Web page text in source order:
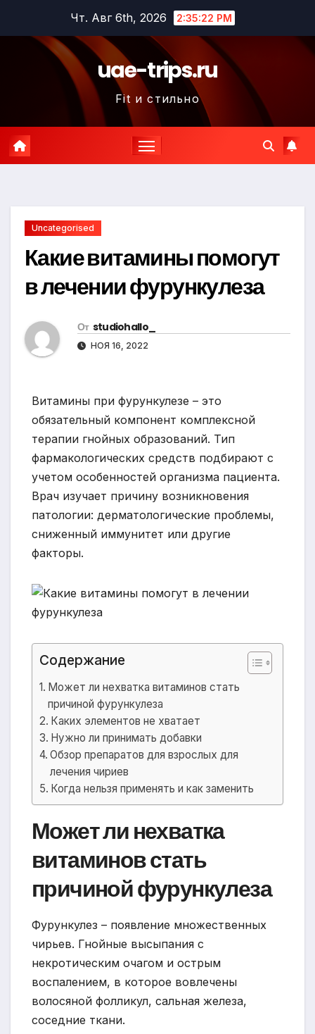
содержимому
Чт. Авг 6th, 2026 2:35:23 PM
uae-trips.ru
Fit и стильно
Uncategorised
Какие витамины помогут
в лечении фурункулеза
От studiohallo_
НОЯ 16, 2022
Витамины при фурункулезе – это
обязательный компонент комплексной
терапии гнойных образований. Тип
фармакологических средств подбирают с
учетом особенностей организма пациента.
Врач изучает причину возникновения
патологии: дерматологические проблемы,
сниженный иммунитет или другие
факторы.
Содержание
Может ли нехватка витаминов стать
причиной фурункулеза
Каких элементов не хватает
Нужно ли принимать добавки
Обзор препаратов для взрослых для
лечения чириев
Когда нельзя применять и как заменить
Может ли нехватка
витаминов стать
причиной фурункулеза
Фурункулез – появление множественных
чирьев. Гнойные высыпания с
некротическим очагом и острым
воспалением, в которое вовлечены
волосяной фолликул, сальная железа,
соседние ткани.